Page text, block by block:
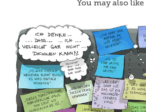
You may also like